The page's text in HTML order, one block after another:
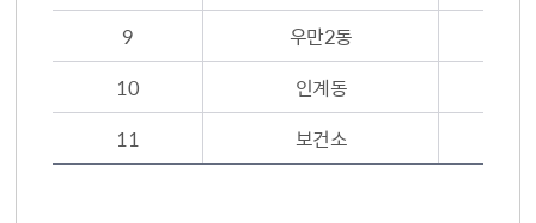
9
우만2동
10
인계동
11
보건소